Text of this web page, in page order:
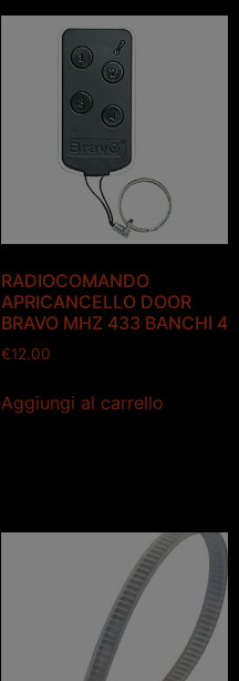
RADIOCOMANDO
APRICANCELLO DOOR
BRAVO MHZ 433 BANCHI 4
€12.00
Aggiungi al carrello